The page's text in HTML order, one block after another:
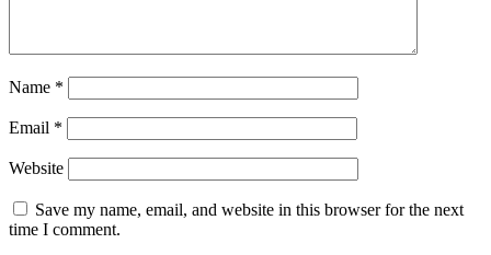
Name *
Email *
Website
Save my name, email, and website in this browser for the next
time I comment.